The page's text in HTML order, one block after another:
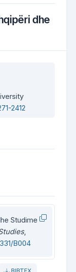
dhe
2412
Studime
,
B004